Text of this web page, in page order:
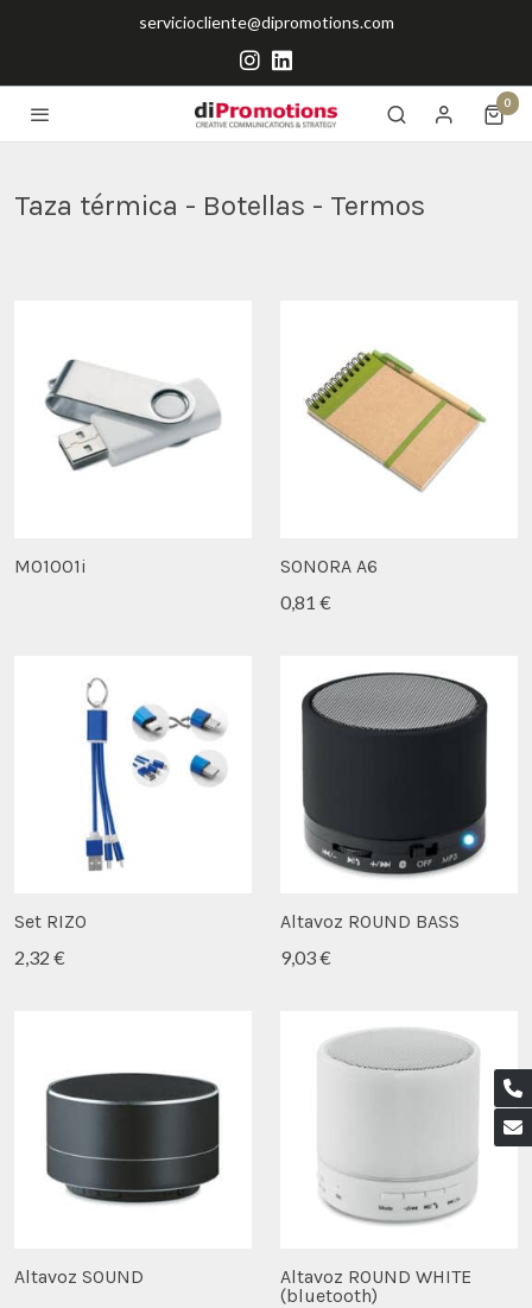
serviciocliente@dipromotions.com
0
Taza térmica - Botellas - Termos
MO1001i
SONORA A6
0,81 €
Set RIZO
2,32 €
Altavoz ROUND BASS
9,03 €
Altavoz SOUND
Altavoz ROUND WHITE
(bluetooth)